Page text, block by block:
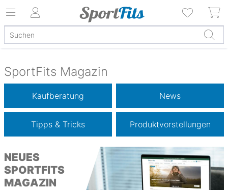
SportFits Magazin
Kaufberatung News
Tipps & Tricks Produktvorstellungen
NEUES
SPORTFITS
MAGAZIN